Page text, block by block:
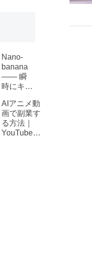
Nano-
banana
—— 瞬
時にキャ
が生き生
きと動き
出す！AI
アニメが
AIアニメ動
画で副業す
る方法｜
YouTube・